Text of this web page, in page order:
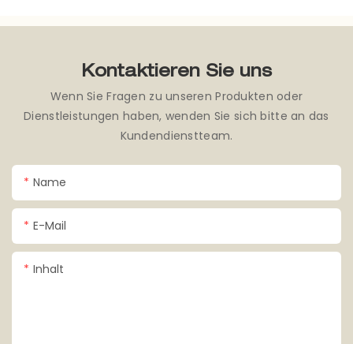
Kontaktieren Sie uns
Wenn Sie Fragen zu unseren Produkten oder
Dienstleistungen haben, wenden Sie sich bitte an das
Kundendienstteam.
Name
E-Mail
Inhalt